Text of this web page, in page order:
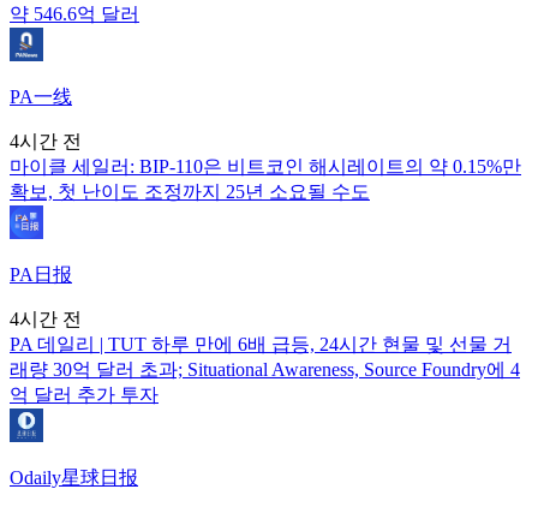
약 546.6억 달러
PA一线
4시간 전
마이클 세일러: BIP-110은 비트코인 해시레이트의 약 0.15%만
확보, 첫 난이도 조정까지 25년 소요될 수도
PA日报
4시간 전
PA 데일리 | TUT 하루 만에 6배 급등, 24시간 현물 및 선물 거
래량 30억 달러 초과; Situational Awareness, Source Foundry에 4
억 달러 추가 투자
Odaily星球日报